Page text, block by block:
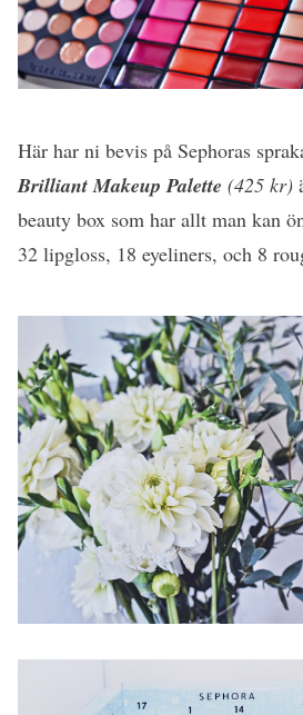
Här har ni bevis på Sephoras
Brilliant Makeup Palette (425 kr)
beauty box som har allt man kan
32 lipgloss, 18 eyeliners, och 8